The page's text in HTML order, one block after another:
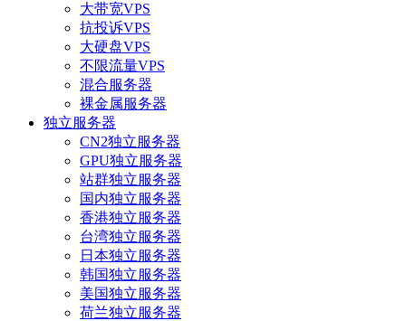
大带宽VPS
抗投诉VPS
大硬盘VPS
不限流量VPS
混合服务器
裸金属服务器
独立服务器
CN2独立服务器
GPU独立服务器
站群独立服务器
国内独立服务器
香港独立服务器
台湾独立服务器
日本独立服务器
韩国独立服务器
美国独立服务器
荷兰独立服务器